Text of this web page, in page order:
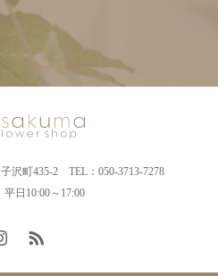
沢町435-2 TEL：050-3713-7278
日10:00～17:00